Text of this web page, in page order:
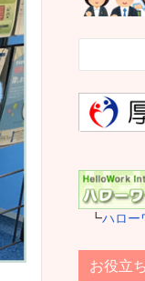
┗ハロー
お役立